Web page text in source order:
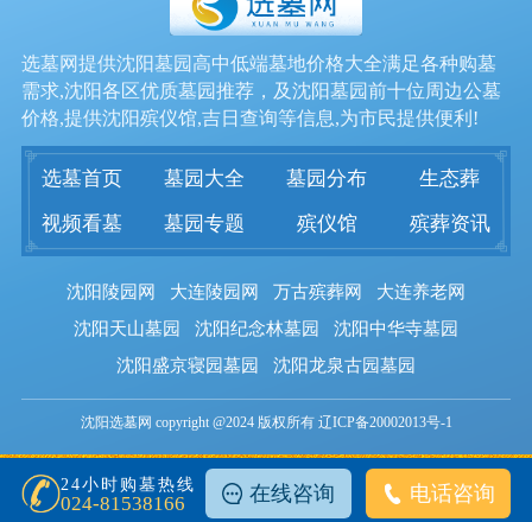
选墓网提供沈阳墓园高中低端墓地价格大全满足各种购墓
需求,沈阳各区优质墓园推荐，及沈阳墓园前十位周边公墓
价格,提供沈阳殡仪馆,吉日查询等信息,为市民提供便利!
选墓首页 墓园大全 墓园分布
生态葬
视频看墓
墓园专题 殡仪馆 殡葬资讯
沈阳陵园网 大连陵园网 万古殡葬网
大连养老网
沈阳天山墓园
沈阳纪念林墓园
沈阳中华寺墓园
沈阳盛京寝园墓园
沈阳龙泉古园墓园
沈阳选墓网 copyright @2024 版权所有 辽ICP备20002013号-1
24小时购墓热线
024-81538166 在线咨询 电话咨询